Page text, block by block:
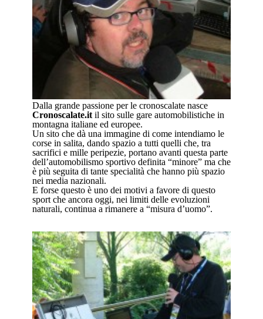
Dalla grande passione per le cronoscalate nasce
Cronoscalate.it il sito sulle gare automobilistiche in
montagna italiane ed europee.
Un sito che dà una immagine di come intendiamo le
corse in salita, dando spazio a tutti quelli che, tra
sacrifici e mille peripezie, portano avanti questa parte
dell’automobilismo sportivo definita “minore” ma che
è più seguita di tante specialità che hanno più spazio
nei media nazionali.
E forse questo è uno dei motivi a favore di questo
sport che ancora oggi, nei limiti delle evoluzioni
naturali, continua a rimanere a “misura d’uomo”.